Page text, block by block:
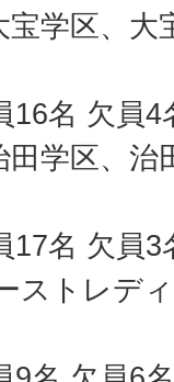
宝学区、
16名 欠員4
田学区、
17名 欠員3
ストレデ